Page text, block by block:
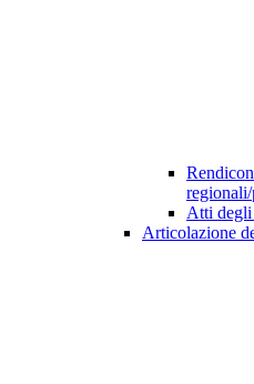
Atti
Articolazione